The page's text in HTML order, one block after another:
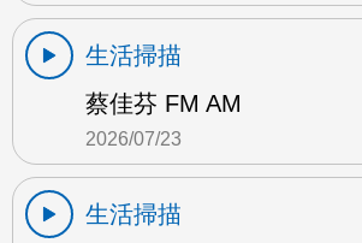
生活掃描
蔡佳芬 FM AM
2026/07/23
生活掃描